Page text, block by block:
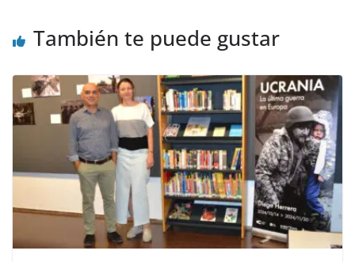
También te puede gustar